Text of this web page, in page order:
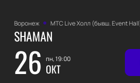
Воронеж МТС Live Холл (бывш. Event
SHAMAN
26 пн, 19:00
ОКТ